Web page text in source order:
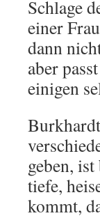
Schlage
einer
dann
aber
einigen
geben,
tiefe,
kommt,